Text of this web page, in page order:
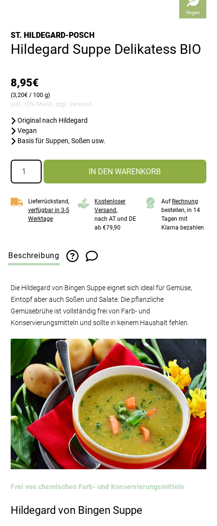
ST. HILDEGARD-POSCH
Hildegard Suppe Delikatess BIO
8,95€
inkl. 10% MwSt. zzgl.Versand
(3,20€ / 100 g)
Original nach Hildegard
Vegan
Basis für Suppen, Soßen usw.
Hildegard
Suppe
Delikatess
BIO
Menge
IN DEN WARENKORB
Lieferrückstand,
verfügbar in 3-5
Werktage
Kostenloser
Versand,
nach AT und DE
ab €79,90
Auf Rechnung
bestellen, in 14
Tagen mit
Klarna bezahlen
Beschreibung
Die Hildegard von Bingen Suppe eignet sich ideal für Gemüse,
Eintopf aber auch Soßen und Salate. Die pflanzliche
Gemüsebrühe ist vollständig frei von Farb- und
Konservierungsmitteln und sollte in keinem Haushalt fehlen.
Frei von chemischen Farb- und Konservierungsmitteln
Hildegard von Bingen Suppe